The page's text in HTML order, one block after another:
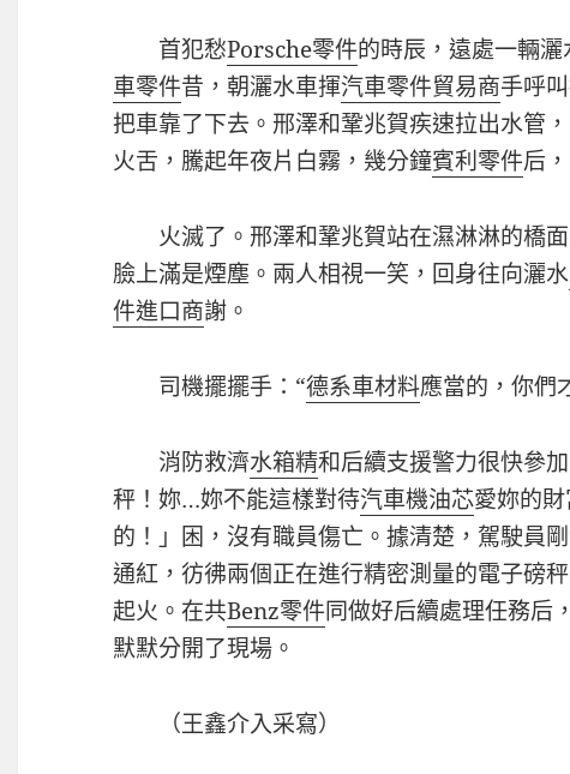
首犯愁Porsche零件的時辰，遠處一輛
車零件昔，朝灑水車揮汽車零件貿易商手呼
把車靠了下去。邢澤和鞏兆賀疾速拉出水管
火舌，騰起年夜片白霧，幾分鐘賓利零件后
火滅了。邢澤和鞏兆賀站在濕淋淋的橋
臉上滿是煙塵。兩人相視一笑，回身往向灑水
件進口商謝。
司機擺擺手：“德系車材料應當的，你們
消防救濟水箱精和后續支援警力很快參
秤！妳…妳不能這樣對待汽車機油芯愛妳的
的！」困，沒有職員傷亡。據清楚，駕駛員
通紅，彷彿兩個正在進行精密測量的電子磅
起火。在共Benz零件同做好后續處理任務后
默默分開了現場。
（王鑫介入采寫）